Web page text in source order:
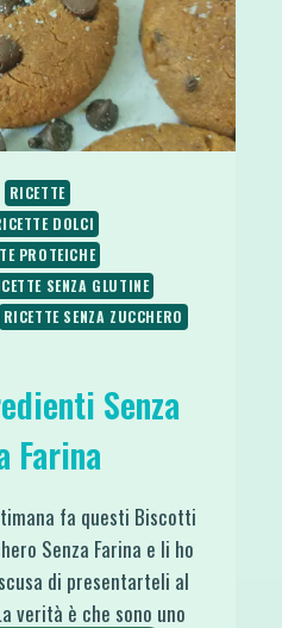
RICETTE
DOLCI
PROTEICHE
SENZA GLUTINE
RICETTE SENZA ZUCCHERO
Senza
Farina
fa questi Biscotti
Senza Farina e li ho
di presentarteli al
verità è che sono uno